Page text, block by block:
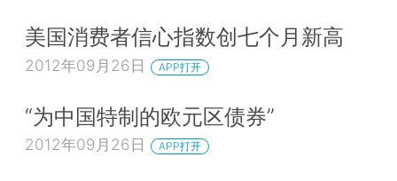
美国消费者信心指数创七个月新高
2012年09月26日 APP打开
“为中国特制的欧元区债券”
2012年09月26日 APP打开